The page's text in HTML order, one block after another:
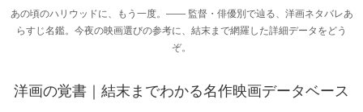
あの頃のハリウッドに、もう一度。―― 監督・俳優別で辿る、洋画ネタバレあ
らすじ名鑑。今夜の映画選びの参考に、結末まで網羅した詳細データをどう
ぞ。
洋画の覚書｜結末までわかる名作映画データベース